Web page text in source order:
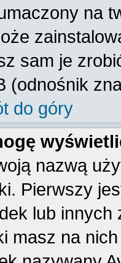
na
sam je
(odnośnik
do góry
nazwą
Pierwszy
lub innych
masz na